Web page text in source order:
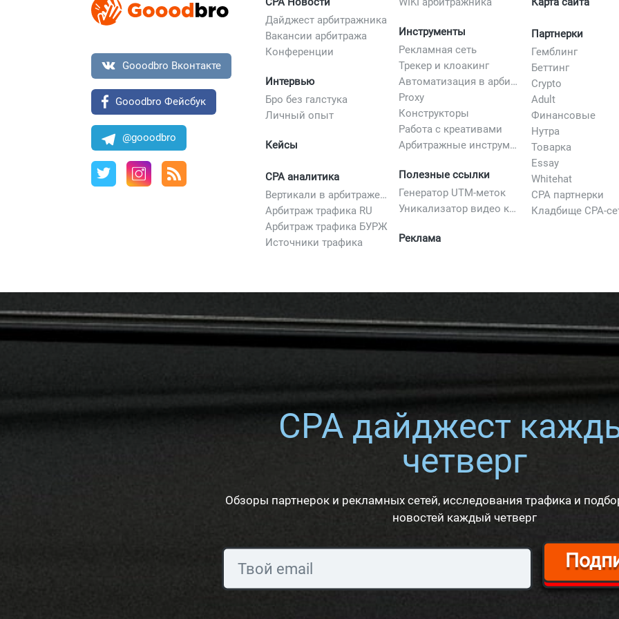
Gooodbro Вконтакте
Gooodbro Фейсбук
@gooodbro
Дайджест арбитражника
Вакансии арбитража
Конференции
Интервью
Бро без галстука
Личный опыт
Кейсы
CPA аналитика
Вертикали в арбитраже трафика
Арбитраж трафика RU
Арбитраж трафика БУРЖ
Источники трафика
Инструменты
Рекламная сеть
Трекер и клоакинг
Автоматизация в арбитраже
Proxy
Конструкторы
Работа с креативами
Арбитражные инструменты
Полезные ссылки
Генератор UTM-меток
Уникализатор видео креативов
Реклама
Партнерки
Гемблинг
Беттинг
Crypto
Adult
Финансовые
Нутра
Товарка
Essay
Whitehat
CPA партнерки
Кладбище CPA-
CPA дайджест
четверг
Обзоры партнерок и рекламных сетей, исследования трафика и
новостей каждый четверг